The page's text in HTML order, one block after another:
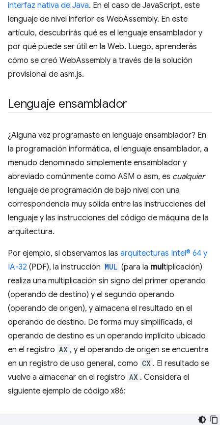
interfaz nativa de Java. En el caso de JavaScript, este
lenguaje de nivel inferior es WebAssembly. En este
artículo, descubrirás qué es el lenguaje ensamblador y
por qué puede ser útil en la Web. Luego, aprenderás
cómo se creó WebAssembly a través de la solución
provisional de asm.js.
Lenguaje ensamblador
¿Alguna vez programaste en lenguaje ensamblador? En
la programación informática, el lenguaje ensamblador, a
menudo denominado simplemente ensamblador y
abreviado comúnmente como ASM o asm, es cualquier
lenguaje de programación de bajo nivel con una
correspondencia muy sólida entre las instrucciones del
lenguaje y las instrucciones del código de máquina de la
arquitectura.
Por ejemplo, si observamos las arquitecturas Intel® 64 y
IA-32 (PDF), la instrucción MUL (para la multiplicación)
realiza una multiplicación sin signo del primer operando
(operando de destino) y el segundo operando
(operando de origen), y almacena el resultado en el
operando de destino. De forma muy simplificada, el
operando de destino es un operando implícito ubicado
en el registro AX , y el operando de origen se encuentra
en un registro de uso general, como CX . El resultado se
vuelve a almacenar en el registro AX . Considera el
siguiente ejemplo de código x86: